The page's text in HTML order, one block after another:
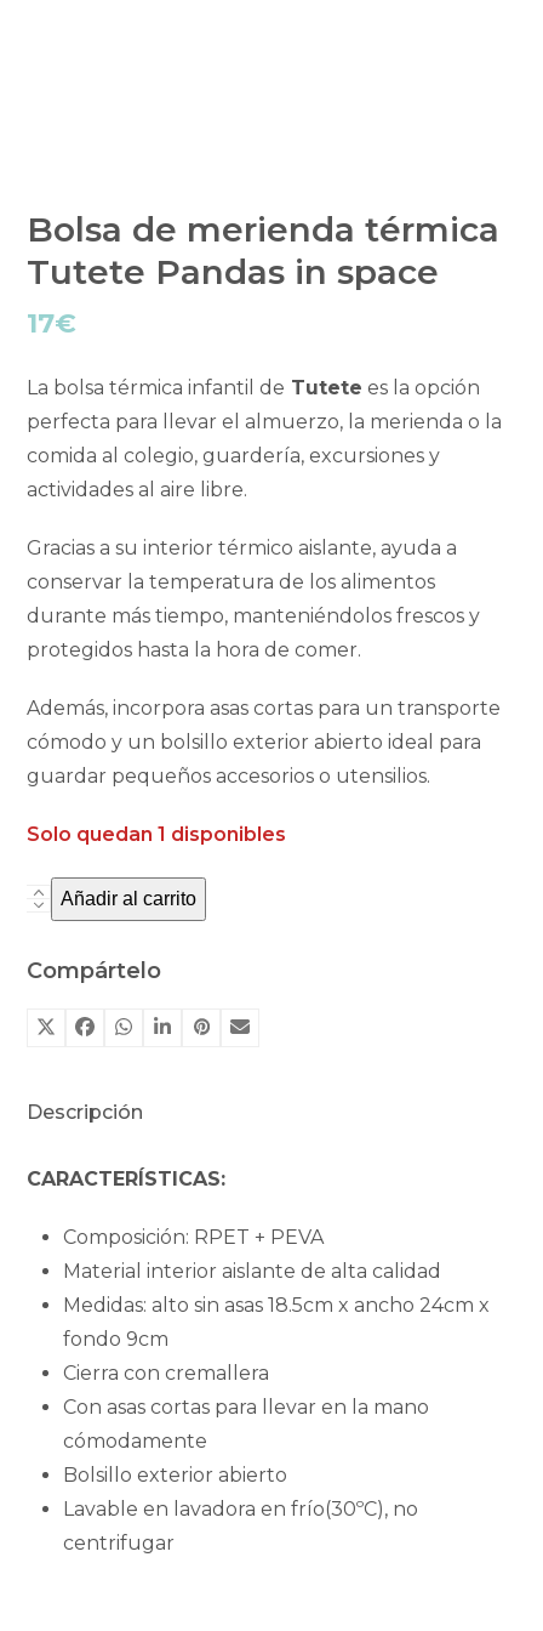
Bolsa de merienda térmica
Tutete Pandas in space
17€
La bolsa térmica infantil de Tutete es la opción
perfecta para llevar el almuerzo, la merienda o la
comida al colegio, guardería, excursiones y
actividades al aire libre.
Gracias a su interior térmico aislante, ayuda a
conservar la temperatura de los alimentos
durante más tiempo, manteniéndolos frescos y
protegidos hasta la hora de comer.
Además, incorpora asas cortas para un transporte
cómodo y un bolsillo exterior abierto ideal para
guardar pequeños accesorios o utensilios.
Solo quedan 1 disponibles
Bolsa
merienda
Tutete
in
cantidad
Añadir al carrito
Compártelo
Descripción
CARACTERÍSTICAS:
Composición: RPET + PEVA
Material interior aislante de alta calidad
Medidas: alto sin asas 18.5cm x ancho 24cm x
fondo 9cm
Cierra con cremallera
Con asas cortas para llevar en la mano
cómodamente
Bolsillo exterior abierto
Lavable en lavadora en frío(30ºC), no
centrifugar